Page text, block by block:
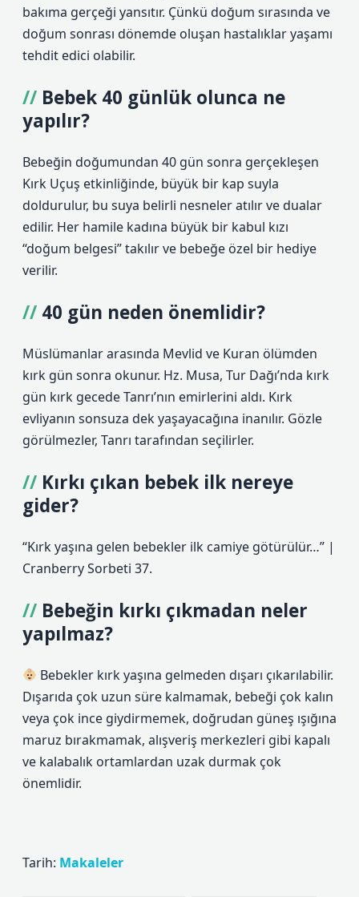
bakıma gerçeği yansıtır. Çünkü doğum sırasında ve
doğum sonrası dönemde oluşan hastalıklar yaşamı
tehdit edici olabilir.
Bebek 40 günlük olunca ne
yapılır?
Bebeğin doğumundan 40 gün sonra gerçekleşen
Kırk Uçuş etkinliğinde, büyük bir kap suyla
doldurulur, bu suya belirli nesneler atılır ve dualar
edilir. Her hamile kadına büyük bir kabul kızı
“doğum belgesi” takılır ve bebeğe özel bir hediye
verilir.
40 gün neden önemlidir?
Müslümanlar arasında Mevlid ve Kuran ölümden
kırk gün sonra okunur. Hz. Musa, Tur Dağı’nda kırk
gün kırk gecede Tanrı’nın emirlerini aldı. Kırk
evliyanın sonsuza dek yaşayacağına inanılır. Gözle
görülmezler, Tanrı tarafından seçilirler.
Kırkı çıkan bebek ilk nereye
gider?
“Kırk yaşına gelen bebekler ilk camiye götürülür…” |
Cranberry Sorbeti 37.
Bebeğin kırkı çıkmadan neler
yapılmaz?
Bebekler kırk yaşına gelmeden dışarı çıkarılabilir.
Dışarıda çok uzun süre kalmamak, bebeği çok kalın
veya çok ince giydirmemek, doğrudan güneş ışığına
maruz bırakmamak, alışveriş merkezleri gibi kapalı
ve kalabalık ortamlardan uzak durmak çok
önemlidir.
Tarih: Makaleler